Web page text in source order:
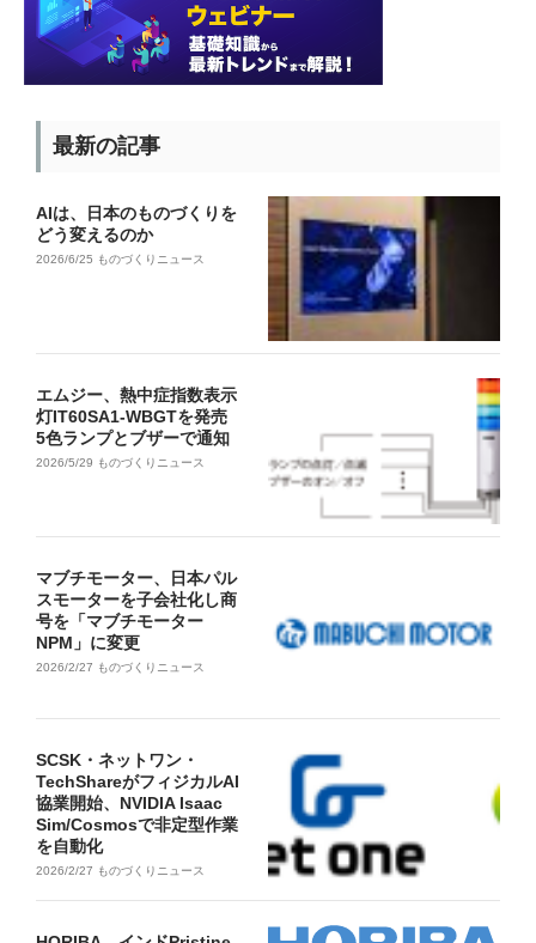
最新の記事
AIは、日本のものづくりを
どう変えるのか
2026/6/25 ものづくりニュース
エムジー、熱中症指数表示
灯IT60SA1-WBGTを発売
5色ランプとブザーで通知
2026/5/29 ものづくりニュース
マブチモーター、日本パル
スモーターを子会社化し商
号を「マブチモーター
NPM」に変更
2026/2/27 ものづくりニュース
SCSK・ネットワン・
TechShareがフィジカルAI
協業開始、NVIDIA Isaac
Sim/Cosmosで非定型作業
を自動化
2026/2/27 ものづくりニュース